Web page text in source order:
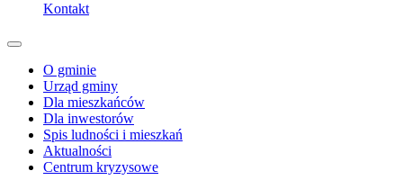
Kontakt
O gminie
Urząd gminy
Dla mieszkańców
Dla inwestorów
Spis ludności i mieszkań
Aktualności
Centrum kryzysowe